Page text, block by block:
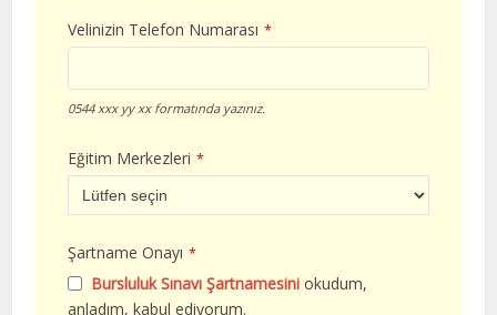
Velinizin Telefon Numarası *
0544 xxx yy xx formatında yazınız.
Eğitim Merkezleri *
Şartname Onayı *
Bursluluk Sınavı Şartnamesini okudum,
anladım, kabul ediyorum.